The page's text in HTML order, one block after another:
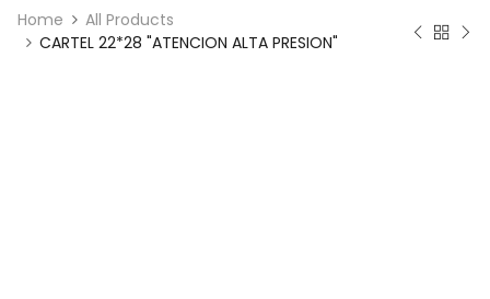
Home
All Products
CARTEL 22*28 "ATENCION ALTA PRESION"